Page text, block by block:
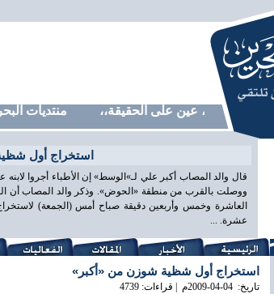
البحرين، عين على الحقيقة،، منتديات
استخراج أول
قال والد المصاب أكبر علي لـ»الوسط» إن الأطباء أجروا
ووصلت بالقرب من منطقة «الحوض». وذكر والد المصاب أن
العاشرة وخمس وأربعين دقيقة صباح أمس (الجمعة)
عشرة. ...
استخراج أول شظية شوزن من «أكبر»
تاريخ: 2009-04-04م | قراءات: 4739